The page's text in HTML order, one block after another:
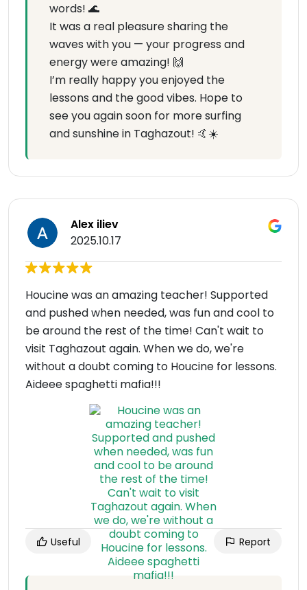
words! 🌊
It was a real pleasure sharing the
waves with you — your progress and
energy were amazing! 🙌
I’m really happy you enjoyed the
lessons and the good vibes. Hope to
see you again soon for more surfing
and sunshine in Taghazout! 🤙☀️
Alex iliev
2025.10.17
Houcine was an amazing teacher! Supported
and pushed when needed, was fun and cool to
be around the rest of the time! Can't wait to
visit Taghazout again. When we do, we're
without a doubt coming to Houcine for lessons.
Aideee spaghetti mafia!!!
Useful Report